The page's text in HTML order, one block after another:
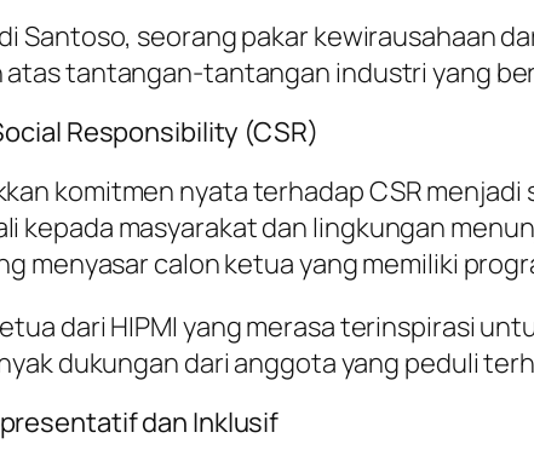
Santoso, seorang pakar kewirausahaan
tantangan-tantangan industri yang
Responsibility (CSR)
komitmen nyata terhadap CSR menjadi
kepada masyarakat dan lingkungan
menyasar calon ketua yang memiliki
dari HIPMI yang merasa terinspirasi
dukungan dari anggota yang peduli
dan Inklusif